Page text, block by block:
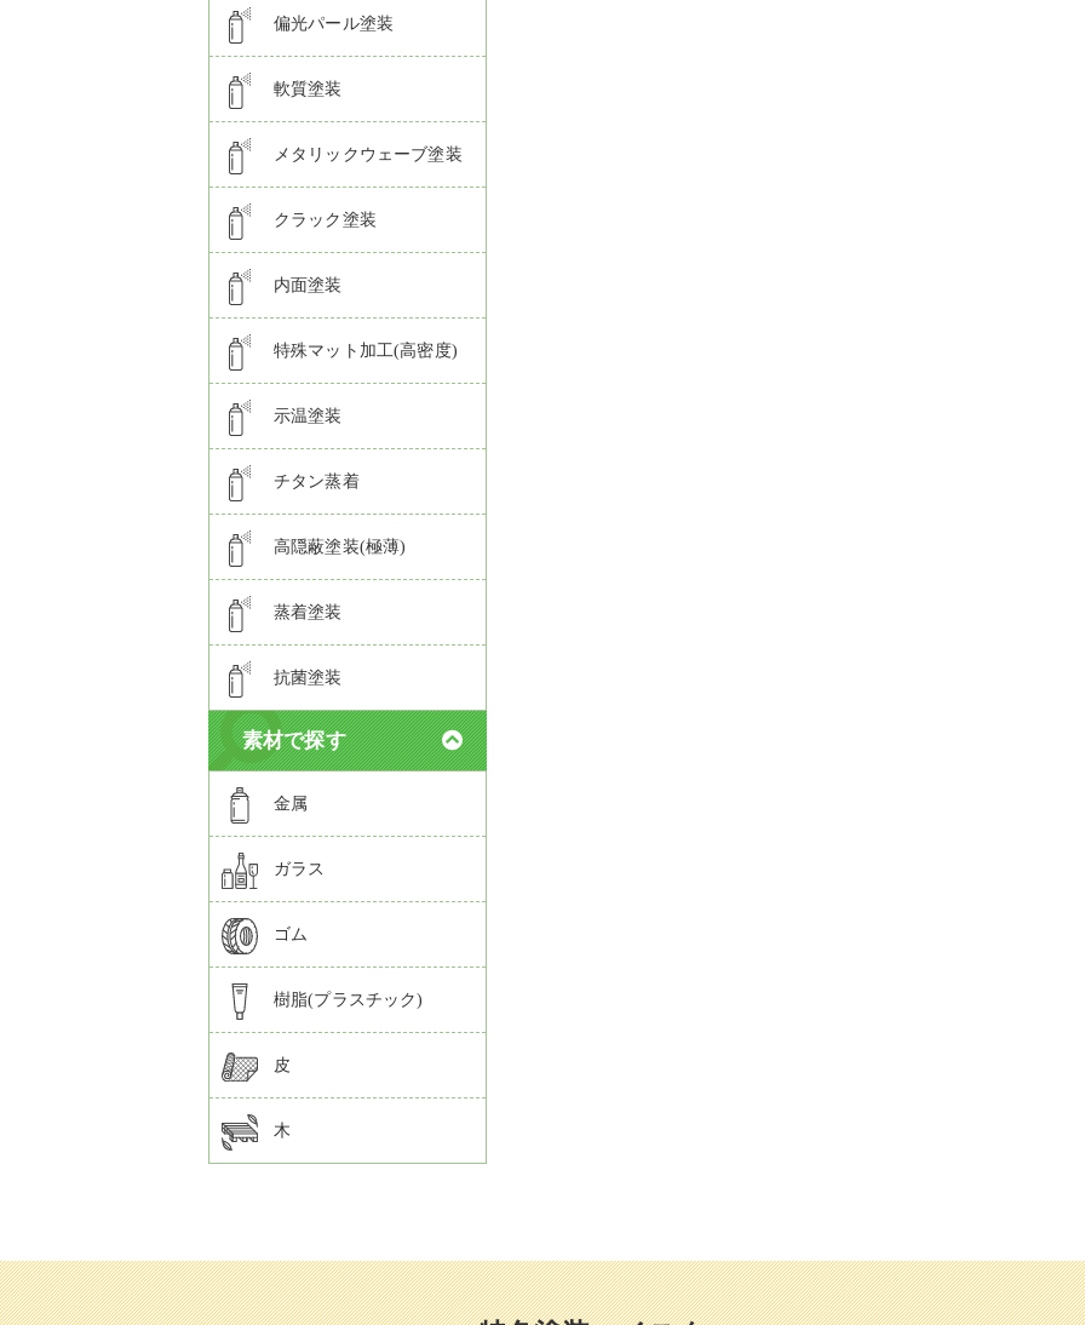
偏光パール塗装
軟質塗装
メタリックウェーブ塗装
クラック塗装
内面塗装
特殊マット加工(高密度)
示温塗装
チタン蒸着
高隠蔽塗装(極薄)
蒸着塗装
抗菌塗装
素材で探す
金属
ガラス
ゴム
樹脂(プラスチック)
皮
木